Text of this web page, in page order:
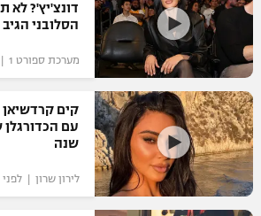
דונצ'יץ'? לא
הסלובני הגיב
מערכת ספורט 1 | לפני שנה 1
קים קרדשיאן
שנה
לירון שרון | לפני 2 שנים